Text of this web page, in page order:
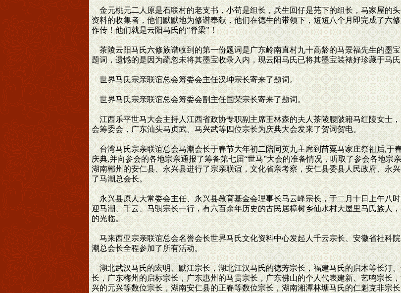
金元桃元二人原是石联村的老支书，小苟是组长，兵生回仔是芫下的组长，马家屋的
资料的收集者，他们默默地为修谱奉献，他们在德生的带领下，短短八个月即完成了六
作传！他们就是云阳马氏的“脊梁”！
茶陵云阳马氏六修族谱收到的第一份题词是广东岭南直村九十高龄的马景福先生的墨
题词，遗憾的是因为疏忽未将其墨宝收录入内，现云阳马氏已将其墨宝装裱好珍藏于马
世界马氏宗亲联谊总会筹委会主任汉坤宗长寄来了题词。
世界马氏宗亲联谊总会筹委会副主任国荣宗长寄来了题词。
江西乐平世马大会主持人江西省政协专职副主席王林森的夫人茶陵腰陂籍马红陵女士
会筹委会，广东汕头马贞武、马兴武等四位宗长为庆典大会发来了贺词贺电。
台湾马氏宗亲联谊总会马潮会长于春节大年初二陪同英九主席到苗粟马家庄祭祖后,于
庆典,并向参会的各地宗亲通报了筹备第七届“世马”大会的准备情况，听取了参会各地宗
湖南郴州的安仁县、永兴县进行了宗亲联谊，文化省亲考察，安仁县委县人民政府、永
了马潮总会长。
永兴县原人大常委会主任、永兴县教育基金会理事长马云峰宗长，于二月十日上午八
迎马潮、千云、马骐宗长一行，有六百余年历史的古民居樟树乡仙水村大屋里马氏族人
的光临。
马来西亚宗亲联谊总会名誉会长世界马氏文化资料中心发起人千云宗长、安徽省社科
潮总会长全程参加了所有活动。
湖北武汉马氏的宏明、默江宗长，湖北江汉马氏的德芳宗长，福建马氏的启木等长汀
长，广东梅州的启标宗长，广东惠州的马贵宗长，广东佛山的个人代表建新、艺鸣宗长
兴的元兴等数位宗长，湖南安仁县的正春等数位宗长，湖南湘潭林塘马氏的仁魁克非宗